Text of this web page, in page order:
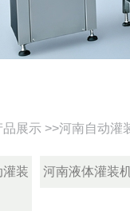
品展示 >>河南自动灌
灌装 河南液体灌装